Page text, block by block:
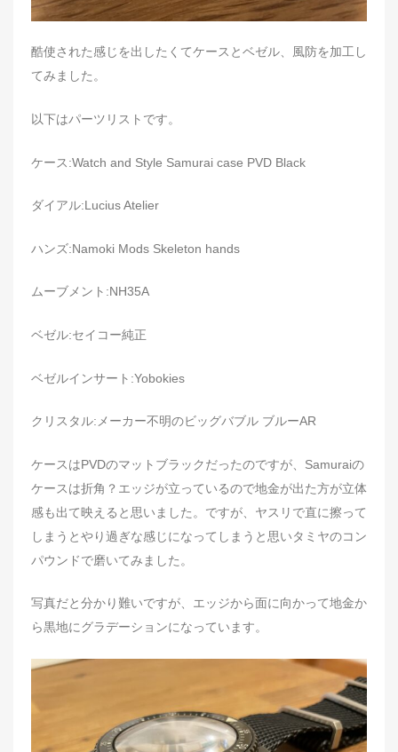
酷使された感じを出したくてケースとベゼル、風防を加工し
てみました。
以下はパーツリストです。
ケース:Watch and Style Samurai case PVD Black
ダイアル:Lucius Atelier
ハンズ:Namoki Mods Skeleton hands
ムーブメント:NH35A
ベゼル:セイコー純正
ベゼルインサート:Yobokies
クリスタル:メーカー不明のビッグバブル ブルーAR
ケースはPVDのマットブラックだったのですが、Samuraiの
ケースは折角？エッジが立っているので地金が出た方が立体
感も出て映えると思いました。ですが、ヤスリで直に擦って
しまうとやり過ぎな感じになってしまうと思いタミヤのコン
パウンドで磨いてみました。
写真だと分かり難いですが、エッジから面に向かって地金か
ら黒地にグラデーションになっています。